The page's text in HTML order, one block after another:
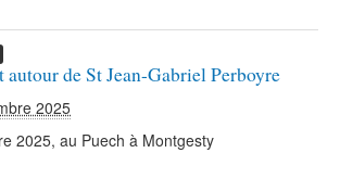
autour de St Jean-Gabriel Perboyre
2025
2025, au Puech à Montgesty